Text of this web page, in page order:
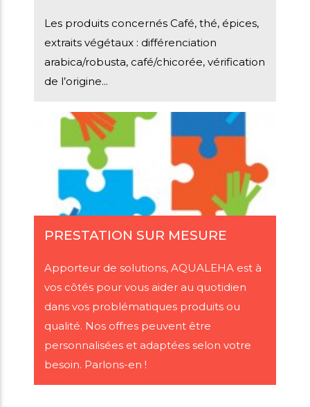
Les produits concernés Café, thé, épices,
extraits végétaux : différenciation
arabica/robusta, café/chicorée, vérification
de l’origine...
PRESTATION SUR MESURE
Apporteur de solutions, AQUALEHA est à
vos côtés pour vous aider au quotidien
dans vos problématiques produits ou
qualité. Nos offres peuvent être
personnalisées et adaptées selon votre
besoin. Parlons-en !